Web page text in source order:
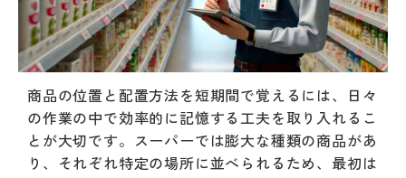
商品の位置と配置方法を短期間で覚えるには、日々
の作業の中で効率的に記憶する工夫を取り入れるこ
とが大切です。スーパーでは膨大な種類の商品があ
り、それぞれ特定の場所に並べられるため、最初は